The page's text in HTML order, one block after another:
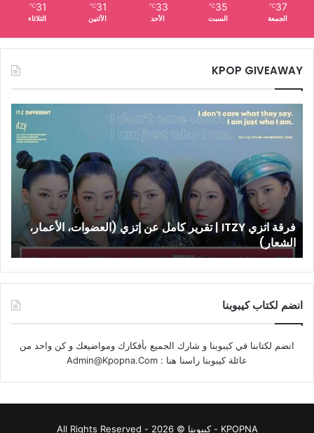
37
℃
الجمعة
35
℃
السبت
33
℃
الأحد
31
℃
الأثنين
31
℃
الثلاثاء
KPOP GIVEAWAY
فرقة
اتزي
ITZY
تقرير
كامل
عن
(العضوات،
الأعمار،
الشعار)
فرقة اتزي ITZY | تقرير كامل عن إتزي (العضوات، الأعمار،
الشعار)
انضم لكتاب كيبوبنا
انضم لكتابنا في كيبوبنا و شارك الجميع بأفكارك ومواضيعك و كن واحد من
عائلة كيبوبنا راسنا هنا : Admin@Kpopna.Com
KPOPNA - كيبوبنا © 2026 - All Rights Reserved